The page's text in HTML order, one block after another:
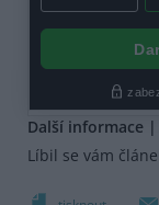
Další informace |
Líbil se vám